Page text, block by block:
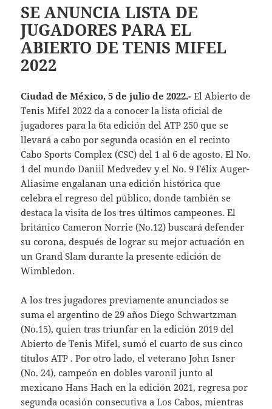
SE ANUNCIA LISTA DE
JUGADORES PARA EL
ABIERTO DE TENIS MIFEL
2022
Ciudad de México, 5 de julio de 2022.- El Abierto de
Tenis Mifel 2022 da a conocer la lista oficial de
jugadores para la 6ta edición del ATP 250 que se
llevará a cabo por segunda ocasión en el recinto
Cabo Sports Complex (CSC) del 1 al 6 de agosto. El No.
1 del mundo Daniil Medvedev y el No. 9 Félix Auger-
Aliasime engalanan una edición histórica que
celebra el regreso del público, donde también se
destaca la visita de los tres últimos campeones. El
británico Cameron Norrie (No.12) buscará defender
su corona, después de lograr su mejor actuación en
un Grand Slam durante la presente edición de
Wimbledon.
A los tres jugadores previamente anunciados se
suma el argentino de 29 años Diego Schwartzman
(No.15), quien tras triunfar en la edición 2019 del
Abierto de Tenis Mifel, sumó el cuarto de sus cinco
títulos ATP . Por otro lado, el veterano John Isner
(No. 24), campeón en dobles varonil junto al
mexicano Hans Hach en la edición 2021, regresa por
segunda ocasión consecutiva a Los Cabos, mientras